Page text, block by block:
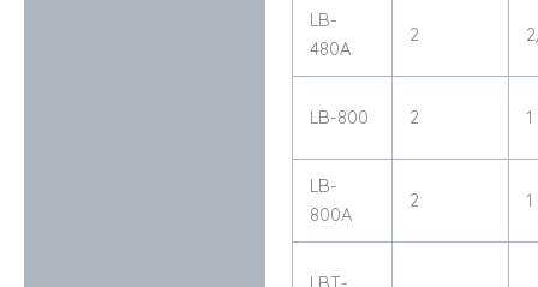
LB-
480A
2
LB-800 2 1
LB-
800A
2 1